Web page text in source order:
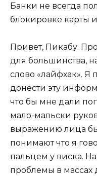
Банки не всегда
блокировке карты
Привет, Пикабу.
для большинства,
слово «лайфхак».
донести эту
что бы мне дали
мало-мальски
выражению лица
понимают что я
пальцем у виска.
проблемы в